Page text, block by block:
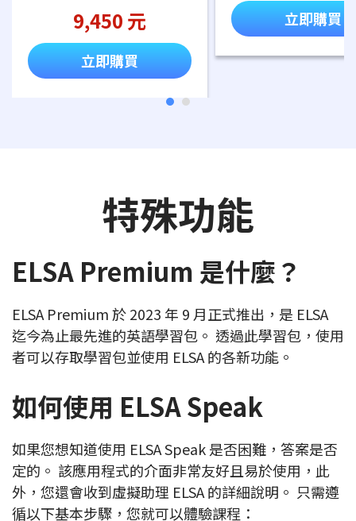
9,450 元
立即購買
立即購買
特殊功能
ELSA Premium 是什麼？
ELSA Premium 於 2023 年 9 月正式推出，是 ELSA
迄今為止最先進的英語學習包。 透過此學習包，使用
者可以存取學習包並使用 ELSA 的各新功能。
如何使用 ELSA Speak
如果您想知道使用 ELSA Speak 是否困難，答案是否
定的。 該應用程式的介面非常友好且易於使用，此
外，您還會收到虛擬助理 ELSA 的詳細說明。 只需遵
循以下基本步驟，您就可以體驗課程：